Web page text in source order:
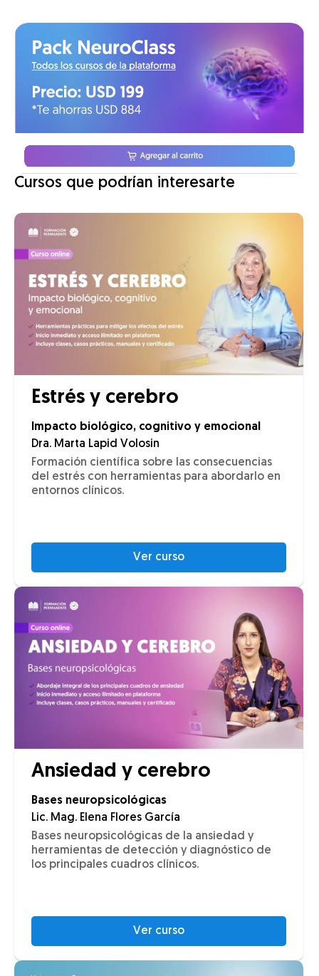
Cursos que podrían interesarte
Estrés y cerebro
Impacto biológico, cognitivo y emocional
Dra. Marta Lapid Volosin
Formación científica sobre las consecuencias
del estrés con herramientas para abordarlo en
entornos clínicos.
Ver curso
Ansiedad y cerebro
Bases neuropsicológicas
Lic. Mag. Elena Flores García
Bases neuropsicológicas de la ansiedad y
herramientas de detección y diagnóstico de
los principales cuadros clínicos.
Ver curso